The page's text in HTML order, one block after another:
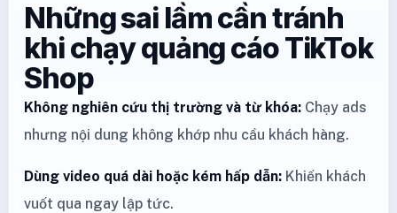
Những sai lầm cần tránh
khi chạy quảng cáo TikTok
Shop
Không nghiên cứu thị trường và từ khóa: Chạy ads
nhưng nội dung không khớp nhu cầu khách hàng.
Dùng video quá dài hoặc kém hấp dẫn: Khiến khách
vuốt qua ngay lập tức.